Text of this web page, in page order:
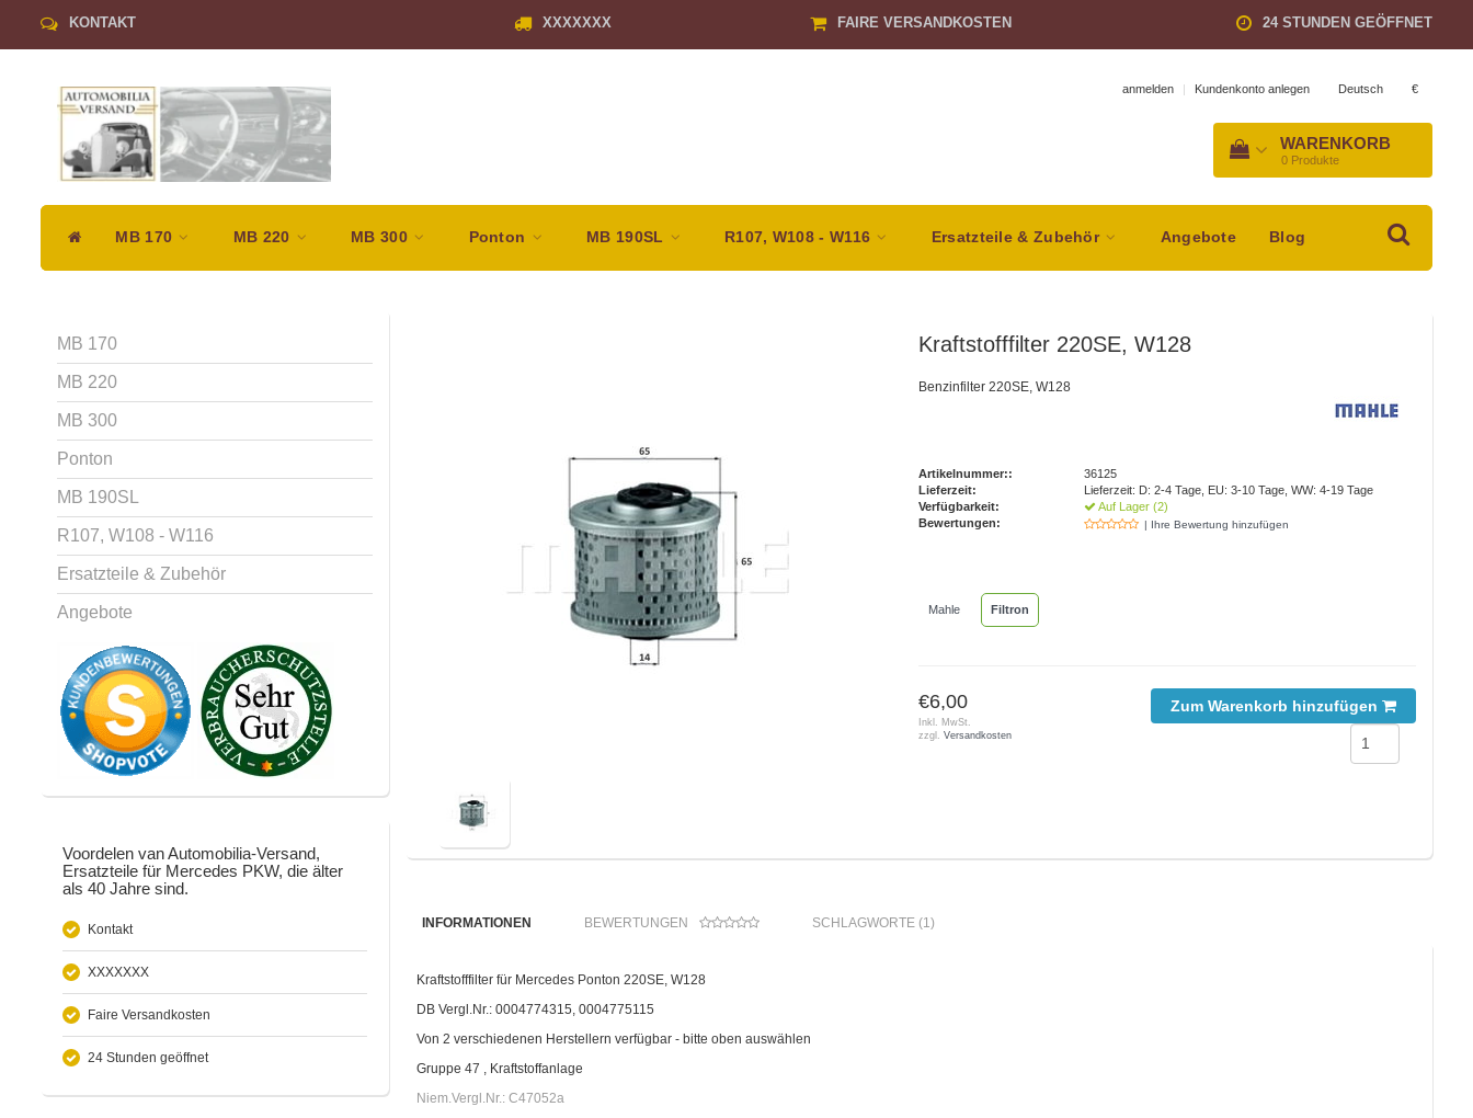
KONTAKT XXXXXXX FAIRE VERSANDKOSTEN 24 STUNDEN GEÖFFNET
anmelden | Kundenkonto anlegen Deutsch €
WARENKORB
0 Produkte
MB 170 MB 220 MB 300 Ponton MB 190SL R107, W108 - W116 Ersatzteile & Zubehör Angebote Blog
MB 170
MB 220
MB 300
Ponton
MB 190SL
R107, W108 - W116
Ersatzteile & Zubehör
Angebote
Voordelen van Automobilia-Versand,
Ersatzteile für Mercedes PKW, die älter
als 40 Jahre sind.
Kontakt
XXXXXXX
Faire Versandkosten
24 Stunden geöffnet
Kraftstofffilter 220SE, W128
Benzinfilter 220SE, W128
Artikelnummer::
36125
Lieferzeit:
Lieferzeit: D: 2-4 Tage, EU: 3-10 Tage, WW: 4-19 Tage
Verfügbarkeit:
Auf Lager (2)
Bewertungen:
| Ihre Bewertung hinzufügen
Mahle Filtron
€6,00
Inkl. MwSt.
zzgl.Versandkosten
Zum Warenkorb hinzufügen
INFORMATIONEN BEWERTUNGEN SCHLAGWORTE (1)
Kraftstofffilter für Mercedes Ponton 220SE, W128
DB Vergl.Nr.: 0004774315, 0004775115
Von 2 verschiedenen Herstellern verfügbar - bitte oben auswählen
Gruppe 47 , Kraftstoffanlage
Niem.Vergl.Nr.: C47052a